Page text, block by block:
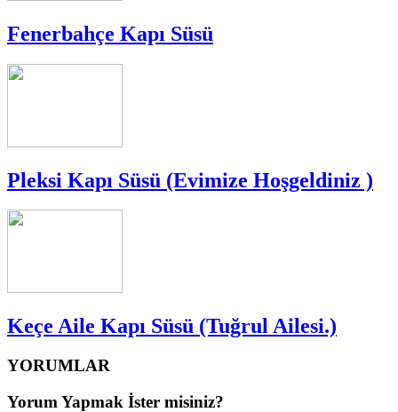
Fenerbahçe Kapı Süsü
Pleksi Kapı Süsü (Evimize Hoşgeldiniz )
Keçe Aile Kapı Süsü (Tuğrul Ailesi.)
YORUMLAR
Yorum Yapmak İster misiniz?